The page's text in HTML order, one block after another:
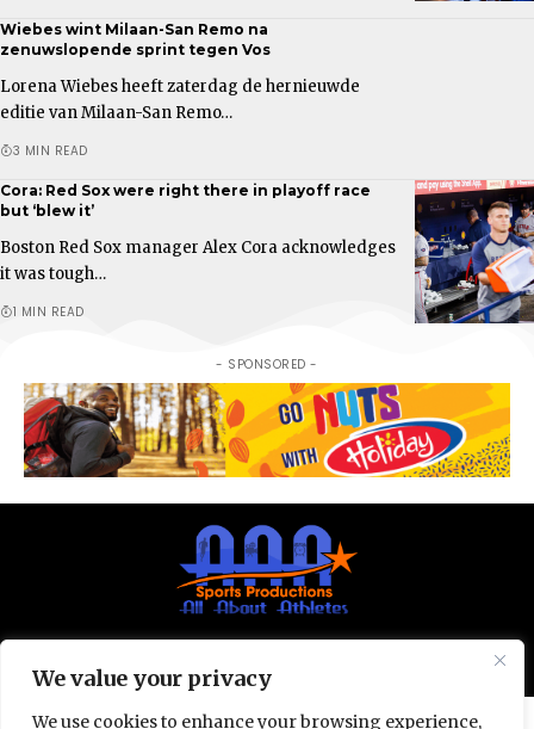
We value your privacy
We use cookies to enhance your browsing experience,
Wiebes wint Milaan-San Remo na
zenuwslopende sprint tegen Vos
Lorena Wiebes heeft zaterdag de hernieuwde
editie van Milaan-San Remo…
3 MIN READ
Cora: Red Sox were right there in playoff race
but ‘blew it’
Boston Red Sox manager Alex Cora acknowledges
it was tough…
1 MIN READ
- SPONSORED -
© All Rights Reserved 2025.